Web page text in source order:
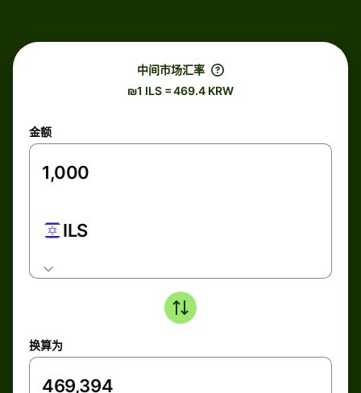
中间市场汇率
₪1 ILS = 469.4 KRW
金额
ILS
换算为